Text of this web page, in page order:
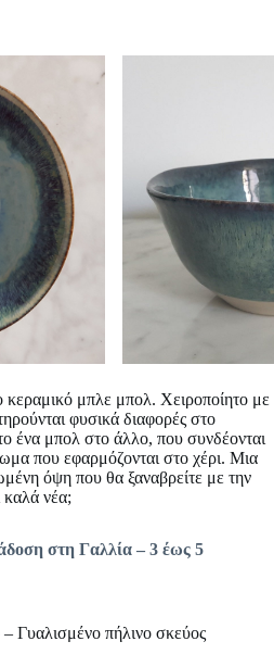
κεραμικό μπλε μπολ. Χειροποίητο με
φυσικά διαφορές στο
ένα μπολ στο άλλο, που συνδέονται
που εφαρμόζονται στο χέρι. Μια
όψη που θα ξαναβρείτε με την
καλά νέα;
στη Γαλλία – 3 έως 5
Γυαλισμένο πήλινο σκεύος